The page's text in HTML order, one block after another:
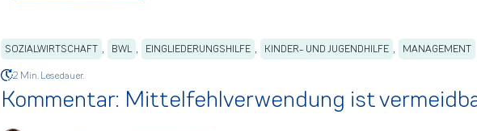
SOZIALWIRTSCHAFT , BWL , EINGLIEDERUNGSHILFE , KINDER- UND JUGENDHILFE , MANAGEMENT
2 Min. Lesedauer.
Kommentar: Mittelfehlverwendung ist